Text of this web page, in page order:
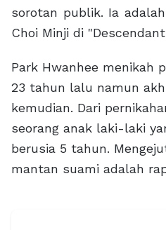
sorotan publik. Ia
Choi Minji di
Park Hwanhee menikah
23 tahun lalu namun
kemudian. Dari
seorang anak laki-laki
berusia 5 tahun.
mantan suami adalah